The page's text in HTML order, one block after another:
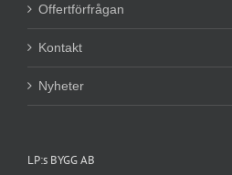
Offertförfrågan
Kontakt
Nyheter
LP:s BYGG AB